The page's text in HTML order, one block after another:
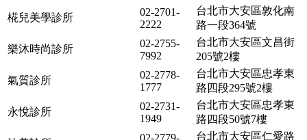
椛兒美學診所
02-2701-
2222
台北市大安區敦化南
路一段364號
樂沐時尚診所
02-2755-
7992
台北市大安區文昌街
205號2樓
氣質診所
02-2778-
1777
台北市大安區忠孝東
路四段295號2樓
永悅診所
02-2731-
1949
台北市大安區忠孝東
路四段50號7樓
02-2779-
台北市大安區仁愛路